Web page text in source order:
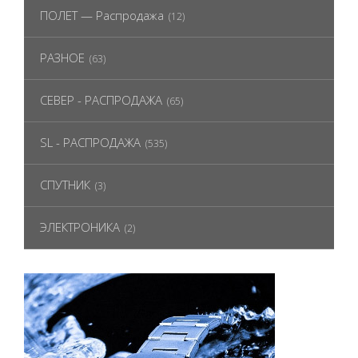
ПОЛЕТ — Распродажа (12)
РАЗНОЕ (63)
СЕВЕР - РАСПРОДАЖА (65)
SL - РАСПРОДАЖА (535)
СПУТНИК (3)
ЭЛЕКТРОНИКА (2)